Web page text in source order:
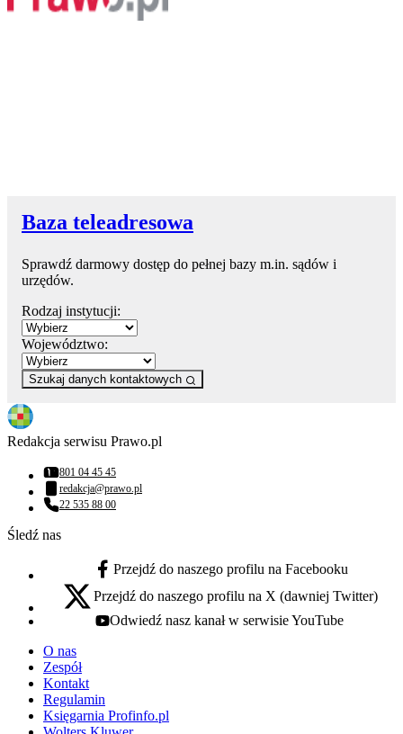
Baza teleadresowa
Sprawdź darmowy dostęp do pełnej bazy m.in. sądów i
urzędów.
Rodzaj instytucji:
Województwo:
Szukaj danych kontaktowych
Redakcja serwisu Prawo.pl
Numer telefonu:
801 04 45 45
Adres email:
redakcja@prawo.pl
Numer telefonu:
22 535 88 00
Śledź nas
facebook - otwiera się w nowej karcie
Przejdź do naszego profilu na Facebooku
x - otwiera się w nowej karcie
Przejdź do naszego profilu na X (dawniej Twitter)
youtube - otwiera się w nowej karcie
Odwiedź nasz kanał w serwisie YouTube
O nas
Zespół
Kontakt
Regulamin
Księgarnia Profinfo.pl